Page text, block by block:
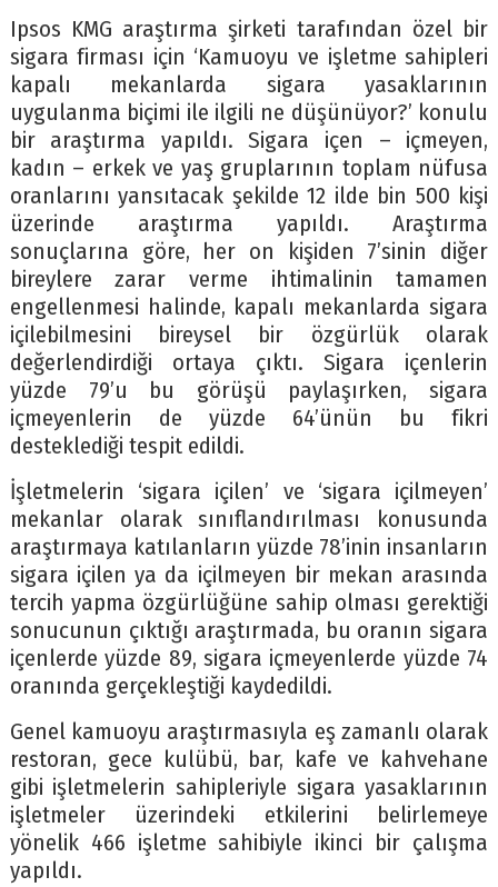
Ipsos KMG araştırma şirketi tarafından özel bir
sigara firması için ‘Kamuoyu ve işletme sahipleri
kapalı mekanlarda sigara yasaklarının
uygulanma biçimi ile ilgili ne düşünüyor?’ konulu
bir araştırma yapıldı. Sigara içen – içmeyen,
kadın – erkek ve yaş gruplarının toplam nüfusa
oranlarını yansıtacak şekilde 12 ilde bin 500 kişi
üzerinde araştırma yapıldı. Araştırma
sonuçlarına göre, her on kişiden 7’sinin diğer
bireylere zarar verme ihtimalinin tamamen
engellenmesi halinde, kapalı mekanlarda sigara
içilebilmesini bireysel bir özgürlük olarak
değerlendirdiği ortaya çıktı. Sigara içenlerin
yüzde 79’u bu görüşü paylaşırken, sigara
içmeyenlerin de yüzde 64’ünün bu fikri
desteklediği tespit edildi.
İşletmelerin ‘sigara içilen’ ve ‘sigara içilmeyen’
mekanlar olarak sınıflandırılması konusunda
araştırmaya katılanların yüzde 78’inin insanların
sigara içilen ya da içilmeyen bir mekan arasında
tercih yapma özgürlüğüne sahip olması gerektiği
sonucunun çıktığı araştırmada, bu oranın sigara
içenlerde yüzde 89, sigara içmeyenlerde yüzde 74
oranında gerçekleştiği kaydedildi.
Genel kamuoyu araştırmasıyla eş zamanlı olarak
restoran, gece kulübü, bar, kafe ve kahvehane
gibi işletmelerin sahipleriyle sigara yasaklarının
işletmeler üzerindeki etkilerini belirlemeye
yönelik 466 işletme sahibiyle ikinci bir çalışma
yapıldı.